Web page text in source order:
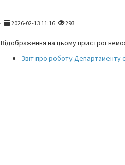
2026-02-13 11:16 293
Відображення на цьому пристрої
Звіт про роботу Департаменту